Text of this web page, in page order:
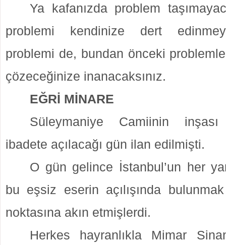
Ya kafanızda problem
problemi kendinize dert
problemi de, bundan önceki
çözeceğinize inanacaksınız.
EĞRİ MİNARE
Süleymaniye Camiinin inşası
ibadete açılacağı gün ilan edilmişti.
O gün gelince İstanbul’un her
bu eşsiz eserin açılışında
noktasına akın etmişlerdi.
Herkes hayranlıkla Mimar